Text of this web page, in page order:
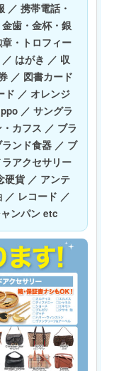
／ 携帯電話・
歯・金杯・銀
・トロフィー
はがき ／ 収
／ 図書カード
ド ／ オレンジ
／ サングラ
カフス ／ ブラ
ンド食器 ／ ブ
アクセサリー
硬貨 ／ アンテ
／ レコード ／
ンパン etc